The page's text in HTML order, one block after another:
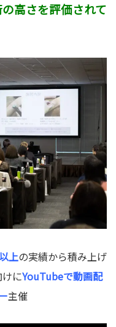
高さを評価されて
上の実績から積み上げ
にYouTubeで動画配
主催